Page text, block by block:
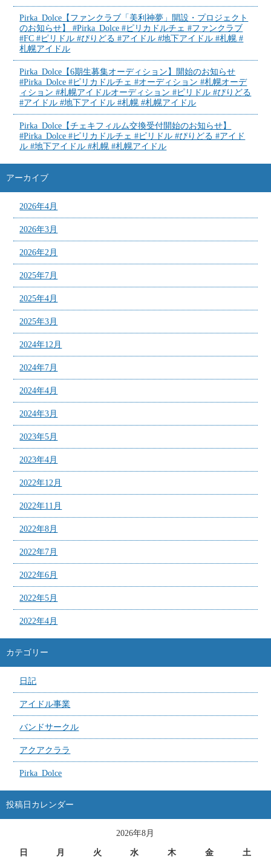
Pirka_Dolce【ファンクラブ「美利神夢」開設・プロジェクト
のお知らせ】 #Pirka_Dolce #ピリカドルチェ #ファンクラブ
#FC #ピリドル #ぴりどる #アイドル #地下アイドル #札幌 #
札幌アイドル
Pirka_Dolce【6期生募集オーディション】開始のお知らせ
#Pirka_Dolce #ピリカドルチェ #オーディション #札幌オーデ
ィション #札幌アイドルオーディション #ピリドル #ぴりどる
#アイドル #地下アイドル #札幌 #札幌アイドル
Pirka_Dolce【チェキフィルム交換受付開始のお知らせ】
#Pirka_Dolce #ピリカドルチェ #ピリドル #ぴりどる #アイド
ル #地下アイドル #札幌 #札幌アイドル
アーカイブ
2026年4月
2026年3月
2026年2月
2025年7月
2025年4月
2025年3月
2024年12月
2024年7月
2024年4月
2024年3月
2023年5月
2023年4月
2022年12月
2022年11月
2022年8月
2022年7月
2022年6月
2022年5月
2022年4月
カテゴリー
日記
アイドル事業
バンドサークル
アクアクララ
Pirka_Dolce
投稿日カレンダー
2026年8月
日 月 火 水 木 金 土